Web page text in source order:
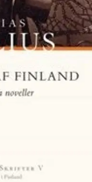
en skildring av
De tre andra novellerna
verken skrevs mellan
Topelius Skrifter.
Matti Klinge.